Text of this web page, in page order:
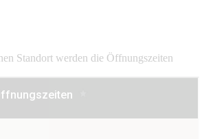
Standort werden die Öffnungszeiten